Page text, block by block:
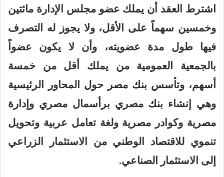
اشترط العقد أن يملك عضو مجلس الإدارة مائتين
وخمسين سهماً على الأقل، ولا يجوز له التصرف
فيها طول مدة عضويته، وأن لا يكون عضواً
بالجمعية العمومية من يملك أقل من خمسة
أسهم، وتأسس بنك مصر حول المحاور الرئيسية
وهي إنشاء بنك مصري برأسمال مصري وإدارة
مصرية وكوادر مصرية ولغة تعامل عربية وتحويل
تنموي للاقتصاد الوطني من الاستثمار الزراعي
إلى الاستثمار الصناعي.